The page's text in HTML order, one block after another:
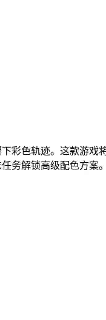
彩色轨迹。这款游
务解锁高级配色方案。